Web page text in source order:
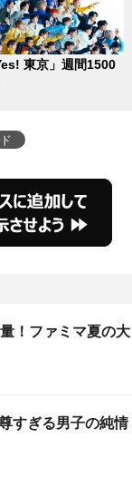
東京」週間1500
！ファミマ夏の大
すぎる男子の純情